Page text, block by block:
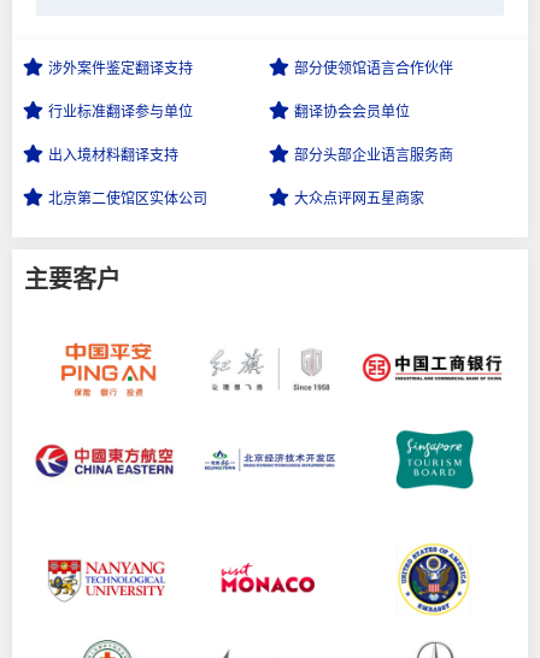
涉外案件鉴定翻译支持 部分使领馆语言合作伙伴
行业标准翻译参与单位 翻译协会会员单位
出入境材料翻译支持 部分头部企业语言服务商
北京第二使馆区实体公司 大众点评网五星商家
主要客户